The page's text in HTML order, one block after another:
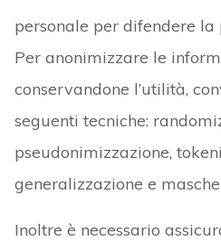
personale per difendere
Per anonimizzare le
conservandone l’utilità,
seguenti tecniche:
pseudonimizzazione,
generalizzazione e
Inoltre è necessario